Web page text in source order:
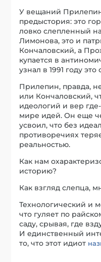
У вещаний
предыстория: это
ловко слепленный
Лимонова, это и
Кончаловский, а
купается в
узнал в 1991 году
Прилепин, правда,
или Кончаловский,
идеологий и вер
мире идей. Он еще
усвоил, что без
противоречиях
реальностью.
Как нам
историю?
Как взгляд слепца,
Технологический и
что гуляет по
саду, срывая, где
И единственный
то, что этот идиот